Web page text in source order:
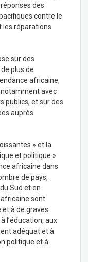
des
contre le
les réparations
sur des
plus de
africaine,
avec
publics, et sur des
auprès
» et la
et politique »
africaine dans
de pays,
Sud et en
africaine sont
à de graves
l’éducation, aux
adéquat et à
politique et à